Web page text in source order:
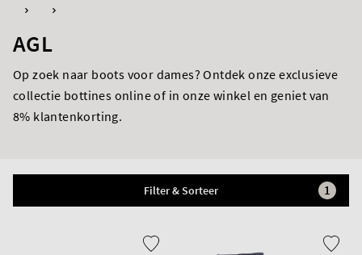
AGL
Op zoek naar boots voor dames? Ontdek onze exclusieve
collectie bottines online of in onze winkel en geniet van
8% klantenkorting.
Filter & Sorteer 1